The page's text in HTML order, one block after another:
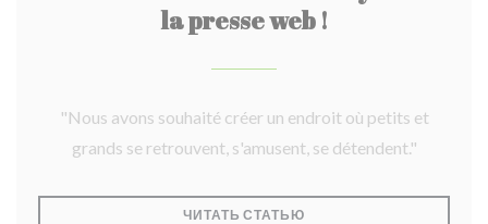
la presse web !
"Nous avons souhaité créer un endroit où petits et
grands se retrouvent, s'amusent, se détendent."
ЧИТАТЬ СТАТЬЮ((ОТКРЫВАЕТСЯ В